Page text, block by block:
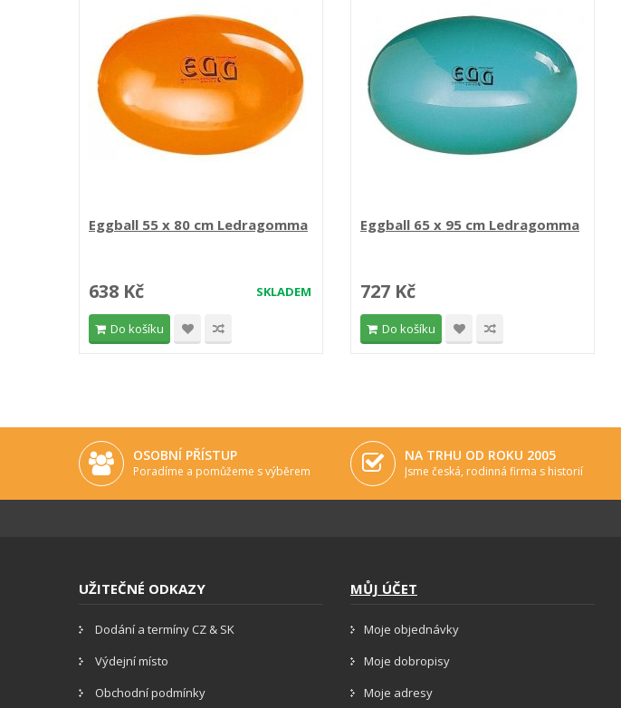
Eggball 55 x 80 cm Ledragomma
SKLADEM
638 Kč
Do košíku
Eggball 65 x 95 cm Ledragomma
727 Kč
Do košíku
OSOBNÍ PŘÍSTUP
Poradíme a pomůžeme s výběrem
NA TRHU OD ROKU 2005
Jsme česká, rodinná firma s historií
UŽITEČNÉ ODKAZY
Dodání a termíny CZ & SK
Výdejní místo
Obchodní podmínky
MŮJ ÚČET
Moje objednávky
Moje dobropisy
Moje adresy